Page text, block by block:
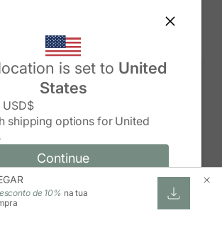
is set to United
States
USD$
shipping options for United
Continue
country/region and language
country/region
Continue
TRINDADE E TOBAGO (TTD $)
TUNÍSIA (USD $)
TURQUEMENISTÃO (USD $)
TURQUIA (TRY ₺)
TUVALU (AUD $)
UGANDA (UGX USH)
URUGUAI (UYU $U)
USBEQUISTÃO (UZS SO'M)
VENEZUELA (USD $)
VIETNAME (VND ₫)
WALLIS E FUTUNA (XPF FR)
ZIMBABUÉ (USD $)
de 10% na tua